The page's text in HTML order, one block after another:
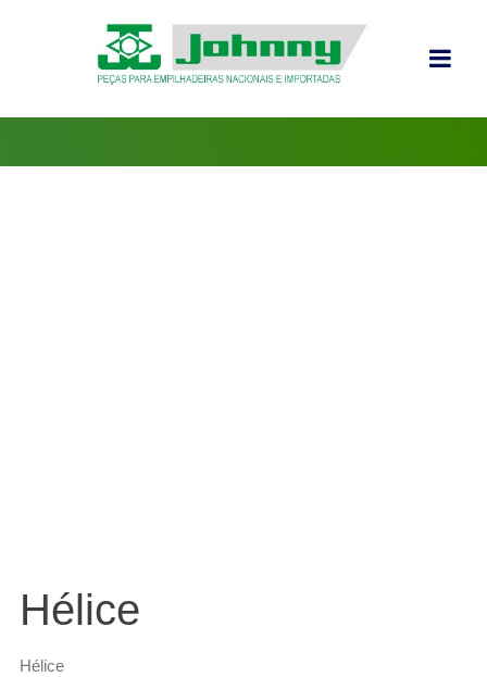
Hélice
Hélice